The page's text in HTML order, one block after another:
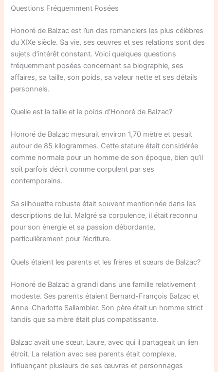
Questions Fréquemment Posées
Honoré de Balzac est l’un des romanciers les plus célèbres
du XIXe siècle. Sa vie, ses œuvres et ses relations sont des
sujets d’intérêt constant. Voici quelques questions
fréquemment posées concernant sa biographie, ses
affaires, sa taille, son poids, sa valeur nette et ses détails
personnels.
Quelle est la taille et le poids d’Honoré de Balzac?
Honoré de Balzac mesurait environ 1,70 mètre et pesait
autour de 85 kilogrammes. Cette stature était considérée
comme normale pour un homme de son époque, bien qu’il
soit parfois décrit comme corpulent par ses
contemporains.
Sa silhouette robuste était souvent mentionnée dans les
descriptions de lui. Malgré sa corpulence, il était reconnu
pour son énergie et sa passion débordante,
particulièrement pour l’écriture.
Quels étaient les parents et les frères et sœurs de Balzac?
Honoré de Balzac a grandi dans une famille relativement
modeste. Ses parents étaient Bernard-François Balzac et
Anne-Charlotte Sallambier. Son père était un homme strict
tandis que sa mère était plus compatissante.
Balzac avait une sœur, Laure, avec qui il partageait un lien
étroit. La relation avec ses parents était complexe,
influençant plusieurs de ses œuvres et personnages